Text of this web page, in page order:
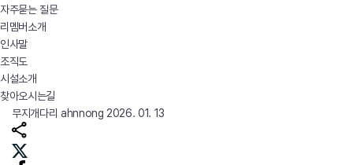
자주묻는 질문
리멤버소개
인사말
조직도
시설소개
찾아오시는길
무지개다리 ahnnong 2026. 01. 13